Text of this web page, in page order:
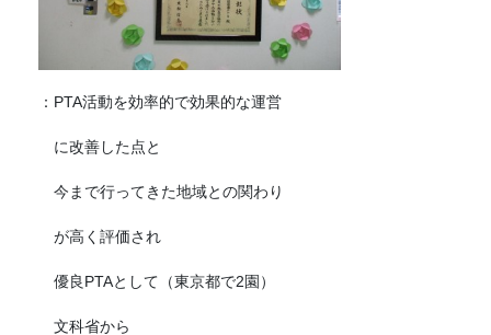
：PTA活動を効率的で効果的な運営
に改善した点と
今まで行ってきた地域との関わり
が高く評価され
優良PTAとして（東京都で2園）
文科省から